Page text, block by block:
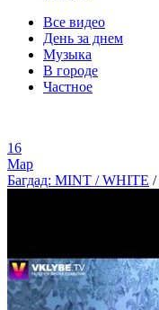
Все видео
День за днем
Музыка
В городе
Частное
16
Мар
Багдад: MINT / WHITE /